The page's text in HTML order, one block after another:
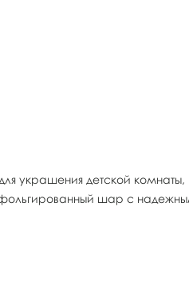
украшения детской
шар с